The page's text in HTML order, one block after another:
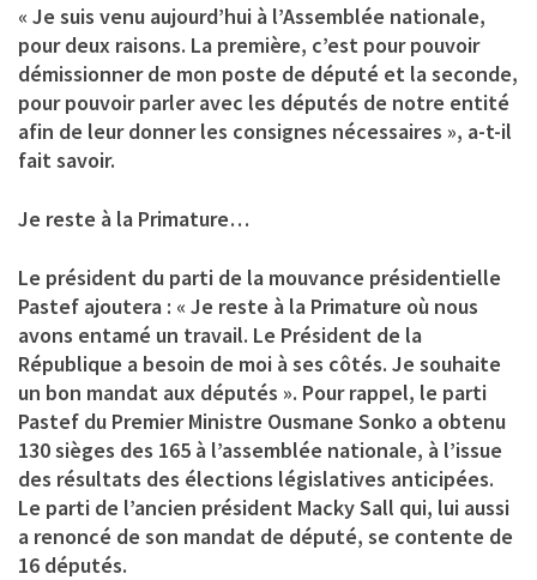
« Je suis venu aujourd’hui à l’Assemblée nationale,
pour deux raisons. La première, c’est pour pouvoir
démissionner de mon poste de député et la seconde,
pour pouvoir parler avec les députés de notre entité
afin de leur donner les consignes nécessaires », a-t-il
fait savoir.
Je reste à la Primature…
Le président du parti de la mouvance présidentielle
Pastef ajoutera : « Je reste à la Primature où nous
avons entamé un travail. Le Président de la
République a besoin de moi à ses côtés. Je souhaite
un bon mandat aux députés ». Pour rappel, le parti
Pastef du Premier Ministre Ousmane Sonko a obtenu
130 sièges des 165 à l’assemblée nationale, à l’issue
des résultats des élections législatives anticipées.
Le parti de l’ancien président Macky Sall qui, lui aussi
a renoncé de son mandat de député, se contente de
16 députés.